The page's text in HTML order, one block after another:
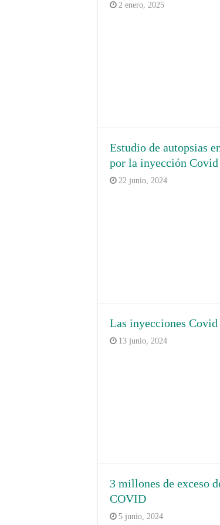
2 enero, 2025
Estudio de autopsias
por la inyección Covid
22 junio, 2024
Las inyecciones
13 junio, 2024
3 millones de exceso
COVID
5 junio, 2024